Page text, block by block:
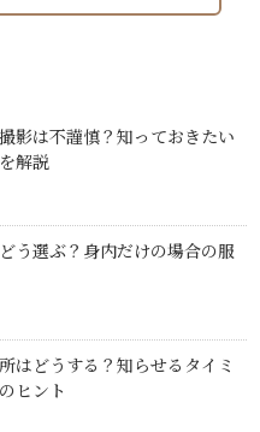
影は不謹慎？知っておきたい
解説
う選ぶ？身内だけの場合の服
はどうする？知らせるタイミ
ヒント